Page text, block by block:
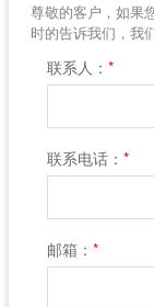
尊敬的客户，如果
时的告诉我们，我
联系人： *
联系电话： *
邮箱： *